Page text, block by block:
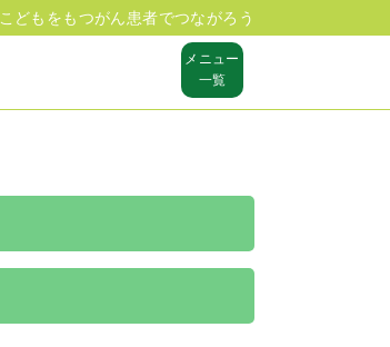
こどもをもつがん患者でつながろう
メニュー
一覧